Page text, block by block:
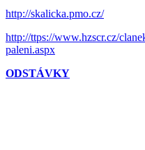
http://skalicka.pmo.cz/
http://ttps://www.hzscr.cz/
paleni.aspx
ODSTÁVKY